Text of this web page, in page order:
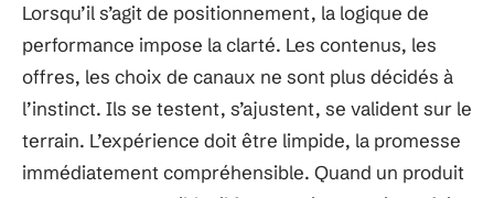
Lorsqu’il s’agit de positionnement, la logique de
performance impose la clarté. Les contenus, les
offres, les choix de canaux ne sont plus décidés à
l’instinct. Ils se testent, s’ajustent, se valident sur le
terrain. L’expérience doit être limpide, la promesse
immédiatement compréhensible. Quand un produit